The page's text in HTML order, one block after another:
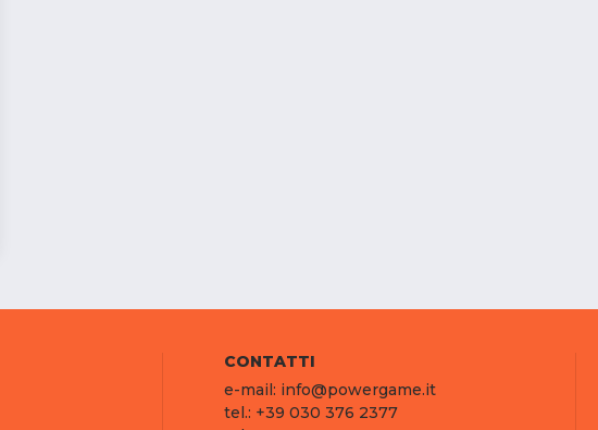
CONTATTI
e-mail: info@powergame.it
tel.: +39 030 376 2377